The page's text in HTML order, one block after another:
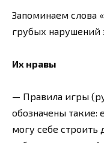
Запоминаем слова
грубых нарушений
Их нравы
— Правила игры
обозначены такие:
могу себе строить